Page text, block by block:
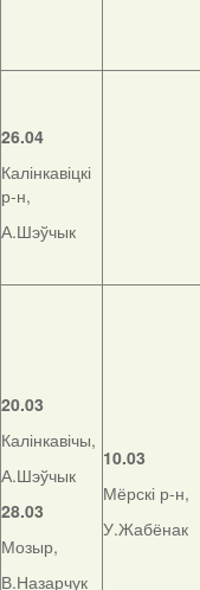
26.04
Калінкавіцкі
р-н,
А.Шэўчык
20.03
Калінкавічы,
А.Шэўчык
28.03
Мозыр,
В.Назарчук
10.03
Мёрскі р-н,
У.Жабёнак